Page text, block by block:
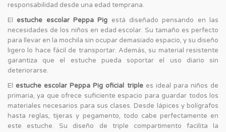
responsabilidad desde una edad temprana.
El estuche escolar Peppa Pig está diseñado pensando en las
necesidades de los niños en edad escolar. Su tamaño es perfecto
para llevar en la mochila sin ocupar demasiado espacio, y su diseño
ligero lo hace fácil de transportar. Además, su material resistente
garantiza que el estuche pueda soportar el uso diario sin
deteriorarse.
El estuche escolar Peppa Pig oficial triplees ideal para niños de
primaria, ya que ofrece suficiente espacio para guardar todos los
materiales necesarios para sus clases. Desde lápices y bolígrafos
hasta reglas, tijeras y pegamento, todo cabe perfectamente en
este estuche. Su diseño de triple compartimento facilita la